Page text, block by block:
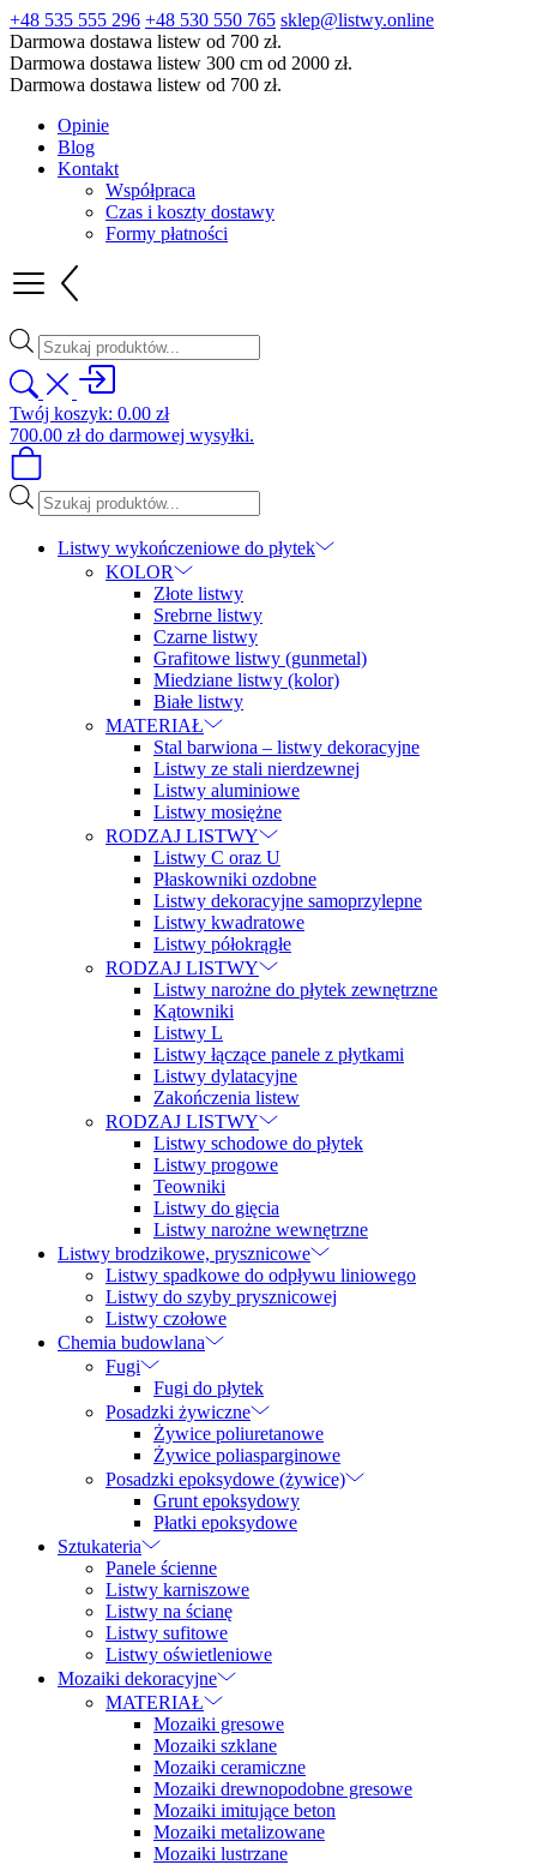
+48 535 555 296 +48 530 550 765 sklep@listwy.online
Darmowa dostawa listew od 700 zł.
Darmowa dostawa listew 300 cm od 2000 zł.
Darmowa dostawa listew od 700 zł.
Opinie
Blog
Kontakt
Współpraca
Czas i koszty dostawy
Formy płatności
Wyszukiwarka
produktów
Twój koszyk: 0.00 zł
700.00 złdo darmowej wysyłki.
Wyszukiwarka
produktów
Listwy wykończeniowe do płytek
KOLOR
Złote listwy
Srebrne listwy
Czarne listwy
Grafitowe listwy (gunmetal)
Miedziane listwy (kolor)
Białe listwy
MATERIAŁ
Stal barwiona – listwy dekoracyjne
Listwy ze stali nierdzewnej
Listwy aluminiowe
Listwy mosiężne
RODZAJ LISTWY
Listwy C oraz U
Płaskowniki ozdobne
Listwy dekoracyjne samoprzylepne
Listwy kwadratowe
Listwy półokrągłe
RODZAJ LISTWY
Listwy narożne do płytek zewnętrzne
Kątowniki
Listwy L
Listwy łączące panele z płytkami
Listwy dylatacyjne
Zakończenia listew
RODZAJ LISTWY
Listwy schodowe do płytek
Listwy progowe
Teowniki
Listwy do gięcia
Listwy narożne wewnętrzne
Listwy brodzikowe, prysznicowe
Listwy spadkowe do odpływu liniowego
Listwy do szyby prysznicowej
Listwy czołowe
Chemia budowlana
Fugi
Fugi do płytek
Posadzki żywiczne
Żywice poliuretanowe
Żywice poliasparginowe
Posadzki epoksydowe (żywice)
Grunt epoksydowy
Płatki epoksydowe
Sztukateria
Panele ścienne
Listwy karniszowe
Listwy na ścianę
Listwy sufitowe
Listwy oświetleniowe
Mozaiki dekoracyjne
MATERIAŁ
Mozaiki gresowe
Mozaiki szklane
Mozaiki ceramiczne
Mozaiki drewnopodobne gresowe
Mozaiki imitujące beton
Mozaiki metalizowane
Mozaiki lustrzane